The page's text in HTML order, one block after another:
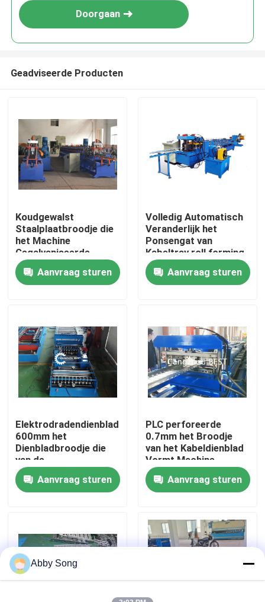
Huis
Ongeveer ons
Fabrieksreis
Contacteer ons
Nieuws
het broodje die van het dakwerkblad machine vormen
Dubbel Laagbroodje die Machine vormen
Doorgaan
Geadviseerde Producten
Koudgewalst
Staalplaatbroodje die
het Machine
Gegalvaniseerde
Zonnekanaal van
Rekunistrict vormen
Aanvraag sturen
Volledig Automatisch
Veranderlijk het
Ponsengat van
Kabeltray roll forming
machine with
Aanvraag sturen
Elektrodradendienblad
600mm het
Dienbladbroodje die
van de
Boomstamkabel het
Dienbladlijn vormen
van de Machinekabel
Aanvraag sturen
PLC perforeerde
0.7mm het Broodje
van het Kabeldienblad
Vormt Machine
Aanvraag sturen
Abby Song